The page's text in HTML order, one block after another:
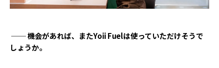
── 機会があれば、またYoii Fuelは使っていただけそうで
しょうか。